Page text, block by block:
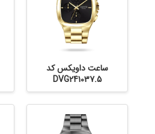
ساعت داویکس کد
DVG241037.5